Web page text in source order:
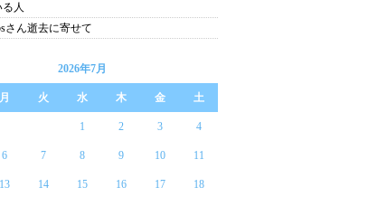
人
さん逝去に寄せて
2026年7月
月 火 水 木 金 土
1 2 3 4
6 7 8 9 10 11
13 14 15 16 17 18